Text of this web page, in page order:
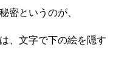
密というのが、
、文字で下の絵を隠す